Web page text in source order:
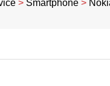
> Smartphone>